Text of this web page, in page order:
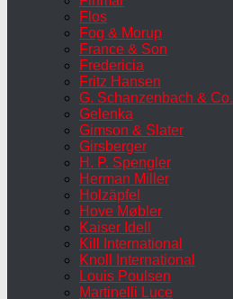
Flos
Fog & Morup
France & Son
Fredericia
Fritz Hansen
G. Schanzenbach & Co.
Gelenka
Gimson & Slater
Girsberger
H. P. Spengler
Herman Miller
Holzäpfel
Hove Møbler
Kaiser Idell
Kill International
Knoll International
Louis Poulsen
Martinelli Luce